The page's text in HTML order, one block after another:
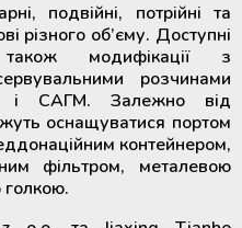
подвійні, потрійні та
різного об’єму. Доступні
модифікації з
розчинами
Залежно від
оснащуватися портом
контейнером,
фільтром, металевою